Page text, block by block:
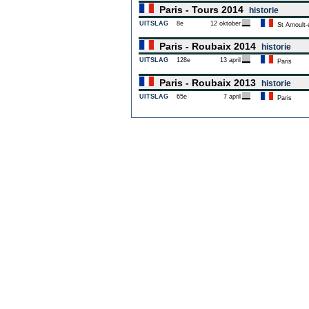
Paris - Tours 2014 historie
UITSLAG 8e 12 oktober St Arnoult-
Paris - Roubaix 2014 historie
UITSLAG 128e 13 april Paris
Paris - Roubaix 2013 historie
UITSLAG 65e 7 april Paris